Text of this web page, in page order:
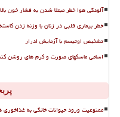
آلودگی هوا خطر مبتلا شدن به فشار خون
خطر بیماری قلبی در زنان با وزنه زدن
تشخیص اوتیسم با آزمایش ادرار
اسامی ماسکهای صورت و کرم های روشن
ممنوعیت ورود حیوانات خانگی به غذاخوری